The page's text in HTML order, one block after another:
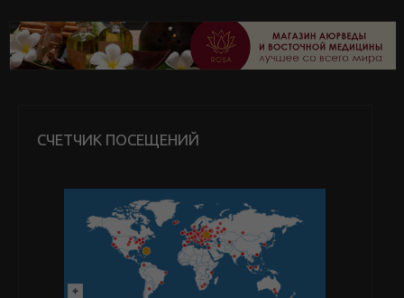
СЧЕТЧИК ПОСЕЩЕНИЙ